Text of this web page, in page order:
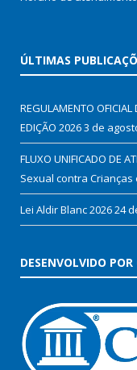
ÚLTIMAS
REGULAMENTO
EDIÇÃO 20263 de
FLUXO UNIFICADO DE
Sexual contra
Lei Aldir Blanc 202624
DESENVOLVIDO POR